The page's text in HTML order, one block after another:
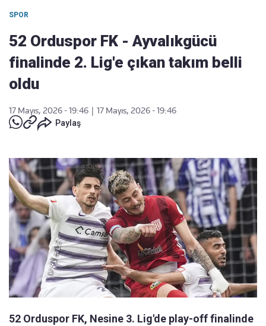
SPOR
52 Orduspor FK - Ayvalıkgücü
finalinde 2. Lig'e çıkan takım belli
oldu
17 Mayıs, 2026 - 19:46
17 Mayıs, 2026 - 19:46
Paylaş
52 Orduspor FK, Nesine 3. Lig'de play-off finalinde